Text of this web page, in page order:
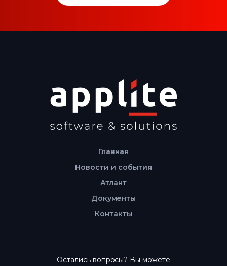
Главная
Новости и события
Атлант
Документы
Контакты
Остались вопросы? Вы можете